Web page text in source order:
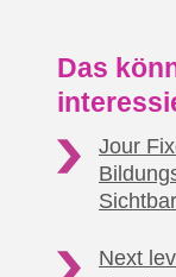
Das
Jour
Next